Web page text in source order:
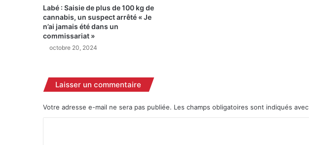
r
l
a
C
e
p
l
d
u
Labé : Saisie de plus de 100 kg de
cannabis, un suspect arrêté « Je
n’ai jamais été dans un
commissariat »
octobre 20, 2024
Laisser un commentaire
Votre adresse e-mail ne sera pas publiée. Les champs obligatoires sont indiqués avec